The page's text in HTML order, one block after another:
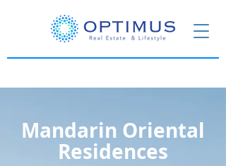
Mandarin Oriental
Residences